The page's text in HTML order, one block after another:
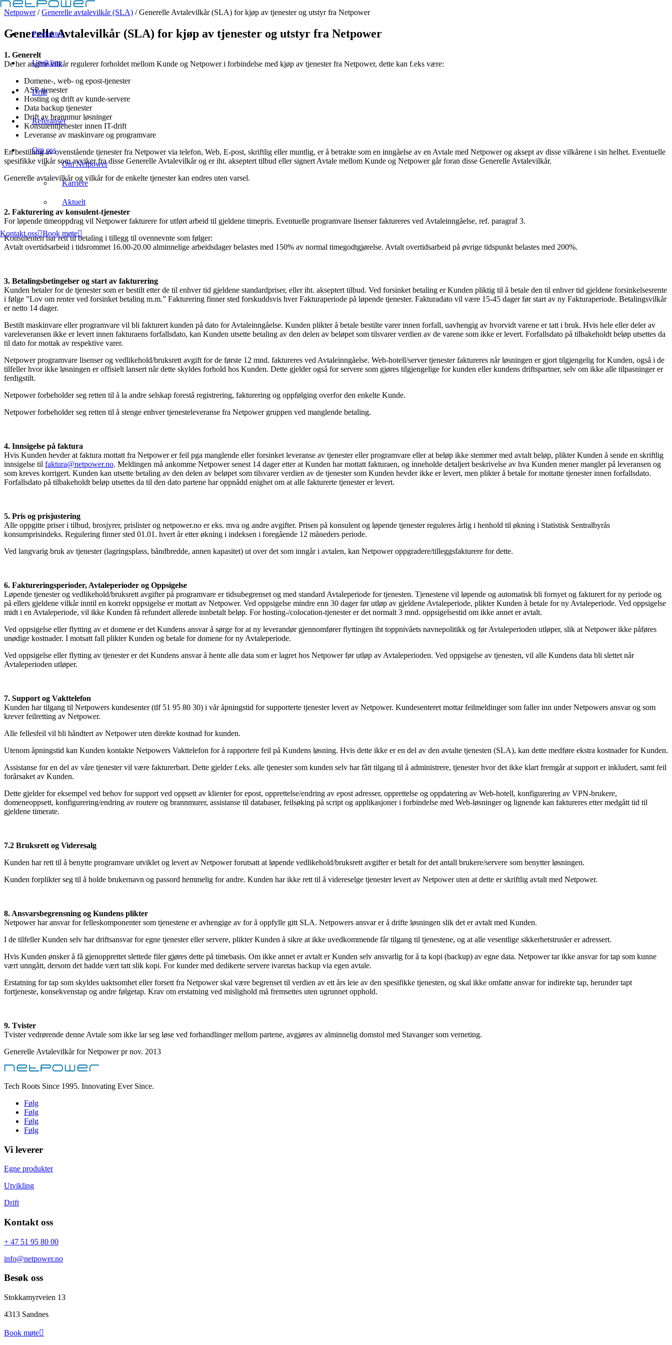
Produkter
Utvikling
Drift
Referanser
Om oss
Om Netpower
Karriere
Aktuelt
Kontakt oss Book møte
Netpower/Generelle avtalevilkår (SLA) /Generelle Avtalevilkår (SLA) for kjøp av tjenester og utstyr fra Netpower
Generelle Avtalevilkår (SLA) for kjøp av tjenester og utstyr fra Netpower
1. Generelt
De her angitte vilkår regulerer forholdet mellom Kunde og Netpower i forbindelse med kjøp av tjenester fra Netpower, dette kan f.eks være:
Domene-, web- og epost-tjenester
ASP-tjenester
Hosting og drift av kunde-servere
Data backup tjenester
Drift av brannmur løsninger
Konsulenttjenester innen IT-drift
Leveranse av maskinvare og programvare
En bestilling av ovenstående tjenester fra Netpower via telefon, Web, E-post, skriftlig eller muntlig, er å betrakte som en inngåelse av en Avtale med Netpower og aksept av disse vilkårene i sin helhet. Eventuelle
spesifikke vilkår som avviker fra disse Generelle Avtalevilkår og er iht. akseptert tilbud eller signert Avtale mellom Kunde og Netpower går foran disse Generelle Avtalevilkår.
Generelle avtalevilkår og vilkår for de enkelte tjenester kan endres uten varsel.
2. Fakturering av konsulent-tjenester
For løpende timeoppdrag vil Netpower fakturere for utført arbeid til gjeldene timepris. Eventuelle programvare lisenser faktureres ved Avtaleinngåelse, ref. paragraf 3.
Konsulenten har rett til betaling i tillegg til ovennevnte som følger:
Avtalt overtidsarbeid i tidsrommet 16.00-20.00 alminnelige arbeidsdager belastes med 150% av normal timegodtgjørelse. Avtalt overtidsarbeid på øvrige tidspunkt belastes med 200%.
3. Betalingsbetingelser og start av fakturering
Kunden betaler for de tjenester som er bestilt etter de til enhver tid gjeldene standardpriser, eller iht. akseptert tilbud. Ved forsinket betaling er Kunden pliktig til å betale den til enhver tid gjeldene forsinkelsesrente
i følge ”Lov om renter ved forsinket betaling m.m.” Fakturering finner sted forskuddsvis hver Fakturaperiode på løpende tjenester. Fakturadato vil være 15-45 dager før start av ny Fakturaperiode. Betalingsvilkår
er netto 14 dager.
Bestilt maskinvare eller programvare vil bli fakturert kunden på dato for Avtaleinngåelse. Kunden plikter å betale bestilte varer innen forfall, uavhengig av hvorvidt varene er tatt i bruk. Hvis hele eller deler av
vareleveransen ikke er levert innen fakturaens forfallsdato, kan Kunden utsette betaling av den delen av beløpet som tilsvarer verdien av de varene som ikke er levert. Forfallsdato på tilbakeholdt beløp utsettes da
til dato for mottak av respektive varer.
Netpower programvare lisenser og vedlikehold/bruksrett avgift for de første 12 mnd. faktureres ved Avtaleinngåelse. Web-hotell/server tjenester faktureres når løsningen er gjort tilgjengelig for Kunden, også i de
tilfeller hvor ikke løsningen er offisielt lansert når dette skyldes forhold hos Kunden. Dette gjelder også for servere som gjøres tilgjengelige for kunden eller kundens driftspartner, selv om ikke alle tilpasninger er
ferdigstilt.
Netpower forbeholder seg retten til å la andre selskap forestå registrering, fakturering og oppfølging overfor den enkelte Kunde.
Netpower forbeholder seg retten til å stenge enhver tjenesteleveranse fra Netpower gruppen ved manglende betaling.
4. Innsigelse på faktura
Hvis Kunden hevder at faktura mottatt fra Netpower er feil pga manglende eller forsinket leveranse av tjenester eller programvare eller at beløp ikke stemmer med avtalt beløp, plikter Kunden å sende en skriftlig
innsigelse til faktura@netpower.no. Meldingen må ankomme Netpower senest 14 dager etter at Kunden har mottatt fakturaen, og inneholde detaljert beskrivelse av hva Kunden mener mangler på leveransen og
som kreves korrigert. Kunden kan utsette betaling av den delen av beløpet som tilsvarer verdien av de tjenester som Kunden hevder ikke er levert, men plikter å betale for mottatte tjenester innen forfallsdato.
Forfallsdato på tilbakeholdt beløp utsettes da til den dato partene har oppnådd enighet om at alle fakturerte tjenester er levert.
5. Pris og prisjustering
Alle oppgitte priser i tilbud, brosjyrer, prislister og netpower.no er eks. mva og andre avgifter. Prisen på konsulent og løpende tjenester reguleres årlig i henhold til økning i Statistisk Sentralbyrås
konsumprisindeks. Regulering finner sted 01.01. hvert år etter økning i indeksen i foregående 12 måneders periode.
Ved langvarig bruk av tjenester (lagringsplass, båndbredde, annen kapasitet) ut over det som inngår i avtalen, kan Netpower oppgradere/tilleggsfakturere for dette.
6. Faktureringsperioder, Avtaleperioder og Oppsigelse
Løpende tjenester og vedlikehold/bruksrett avgifter på programvare er tidsubegrenset og med standard Avtaleperiode for tjenesten. Tjenestene vil løpende og automatisk bli fornyet og fakturert for ny periode og
på ellers gjeldene vilkår inntil en korrekt oppsigelse er mottatt av Netpower. Ved oppsigelse mindre enn 30 dager før utløp av gjeldene Avtaleperiode, plikter Kunden å betale for ny Avtaleperiode. Ved oppsigelse
midt i en Avtaleperiode, vil ikke Kunden få refundert allerede innbetalt beløp. For hosting-/colocation-tjenester er det normalt 3 mnd. oppsigelsestid om ikke annet er avtalt.
Ved oppsigelse eller flytting av et domene er det Kundens ansvar å sørge for at ny leverandør gjennomfører flyttingen iht toppnivåets navnepolitikk og før Avtaleperioden utløper, slik at Netpower ikke påføres
unødige kostnader. I motsatt fall plikter Kunden og betale for domene for ny Avtaleperiode.
Ved oppsigelse eller flytting av tjenester er det Kundens ansvar å hente alle data som er lagret hos Netpower før utløp av Avtaleperioden. Ved oppsigelse av tjenesten, vil alle Kundens data bli slettet når
Avtaleperioden utløper.
7. Support og Vakttelefon
Kunden har tilgang til Netpowers kundesenter (tlf 51 95 80 30) i vår åpningstid for supporterte tjenester levert av Netpower. Kundesenteret mottar feilmeldinger som faller inn under Netpowers ansvar og som
krever feilretting av Netpower.
Alle fellesfeil vil bli håndtert av Netpower uten direkte kostnad for kunden.
Utenom åpningstid kan Kunden kontakte Netpowers Vakttelefon for å rapportere feil på Kundens løsning. Hvis dette ikke er en del av den avtalte tjenesten (SLA), kan dette medføre ekstra kostnader for Kunden.
Assistanse for en del av våre tjenester vil være fakturerbart. Dette gjelder f.eks. alle tjenester som kunden selv har fått tilgang til å administrere, tjenester hvor det ikke klart fremgår at support er inkludert, samt feil
forårsaket av Kunden.
Dette gjelder for eksempel ved behov for support ved oppsett av klienter for epost, opprettelse/endring av epost adresser, opprettelse og oppdatering av Web-hotell, konfigurering av VPN-brukere,
domeneoppsett, konfigurering/endring av routere og brannmurer, assistanse til databaser, feilsøking på script og applikasjoner i forbindelse med Web-løsninger og lignende kan faktureres etter medgått tid til
gjeldene timerate.
7.2 Bruksrett og Videresalg
Kunden har rett til å benytte programvare utviklet og levert av Netpower forutsatt at løpende vedlikehold/bruksrett avgifter er betalt for det antall brukere/servere som benytter løsningen.
Kunden forplikter seg til å holde brukernavn og passord hemmelig for andre. Kunden har ikke rett til å videreselge tjenester levert av Netpower uten at dette er skriftlig avtalt med Netpower.
8. Ansvarsbegrensning og Kundens plikter
Netpower har ansvar for felleskomponenter som tjenestene er avhengige av for å oppfylle gitt SLA. Netpowers ansvar er å drifte løsningen slik det er avtalt med Kunden.
I de tilfeller Kunden selv har driftsansvar for egne tjenester eller servere, plikter Kunden å sikre at ikke uvedkommende får tilgang til tjenestene, og at alle vesentlige sikkerhetstrusler er adressert.
Hvis Kunden ønsker å få gjenopprettet slettede filer gjøres dette på timebasis. Om ikke annet er avtalt er Kunden selv ansvarlig for å ta kopi (backup) av egne data. Netpower tar ikke ansvar for tap som kunne
vært unngått, dersom det hadde vært tatt slik kopi. For kunder med dedikerte servere ivaretas backup via egen avtale.
Erstatning for tap som skyldes uaktsomhet eller forsett fra Netpower skal være begrenset til verdien av ett års leie av den spesifikke tjenesten, og skal ikke omfatte ansvar for indirekte tap, herunder tapt
fortjeneste, konsekvenstap og andre følgetap. Krav om erstatning ved mislighold må fremsettes uten ugrunnet opphold.
9. Tvister
Tvister vedrørende denne Avtale som ikke lar seg løse ved forhandlinger mellom partene, avgjøres av alminnelig domstol med Stavanger som verneting.
Generelle Avtalevilkår for Netpower pr nov. 2013
Tech Roots Since 1995. Innovating Ever Since.
Følg
Følg
Følg
Følg
Vi leverer
Egne produkter
Utvikling
Drift
Kontakt oss
+ 47 51 95 80 00
info@netpower.no
Besøk oss
Stokkamyrveien 13
4313 Sandnes
Book møte